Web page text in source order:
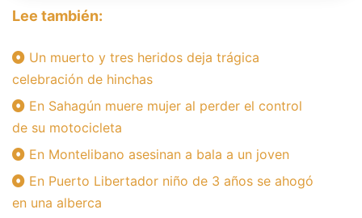
Lee también:
Un muerto y tres heridos deja trágica
celebración de hinchas
En Sahagún muere mujer al perder el control
de su motocicleta
En Montelibano asesinan a bala a un joven
En Puerto Libertador niño de 3 años se ahogó
en una alberca